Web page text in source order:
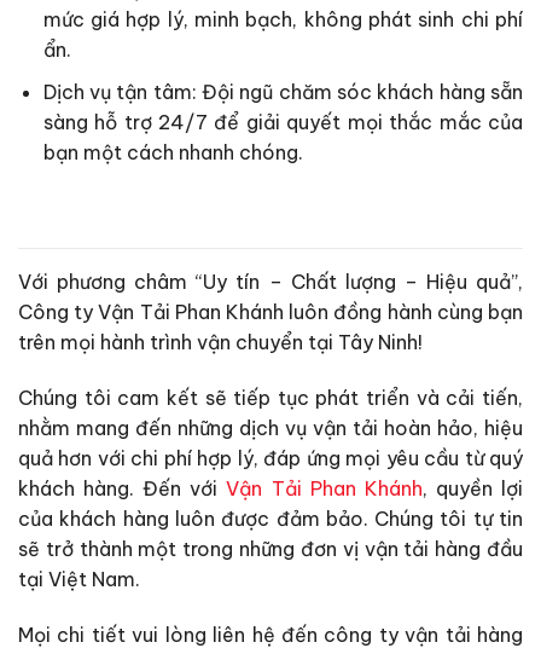
mức giá hợp lý, minh bạch, không phát sinh chi phí
ẩn.
Dịch vụ tận tâm: Đội ngũ chăm sóc khách hàng sẵn
sàng hỗ trợ 24/7 để giải quyết mọi thắc mắc của
bạn một cách nhanh chóng.
Với phương châm “Uy tín – Chất lượng – Hiệu quả”,
Công ty Vận Tải Phan Khánh luôn đồng hành cùng bạn
trên mọi hành trình vận chuyển tại Tây Ninh!
Chúng tôi cam kết sẽ tiếp tục phát triển và cải tiến,
nhằm mang đến những dịch vụ vận tải hoàn hảo, hiệu
quả hơn với chi phí hợp lý, đáp ứng mọi yêu cầu từ quý
khách hàng. Đến vớiVận Tải Phan Khánh, quyền lợi
của khách hàng luôn được đảm bảo. Chúng tôi tự tin
sẽ trở thành một trong những đơn vị vận tải hàng đầu
tại Việt Nam.
Mọi chi tiết vui lòng liên hệ đến công ty vận tải hàng